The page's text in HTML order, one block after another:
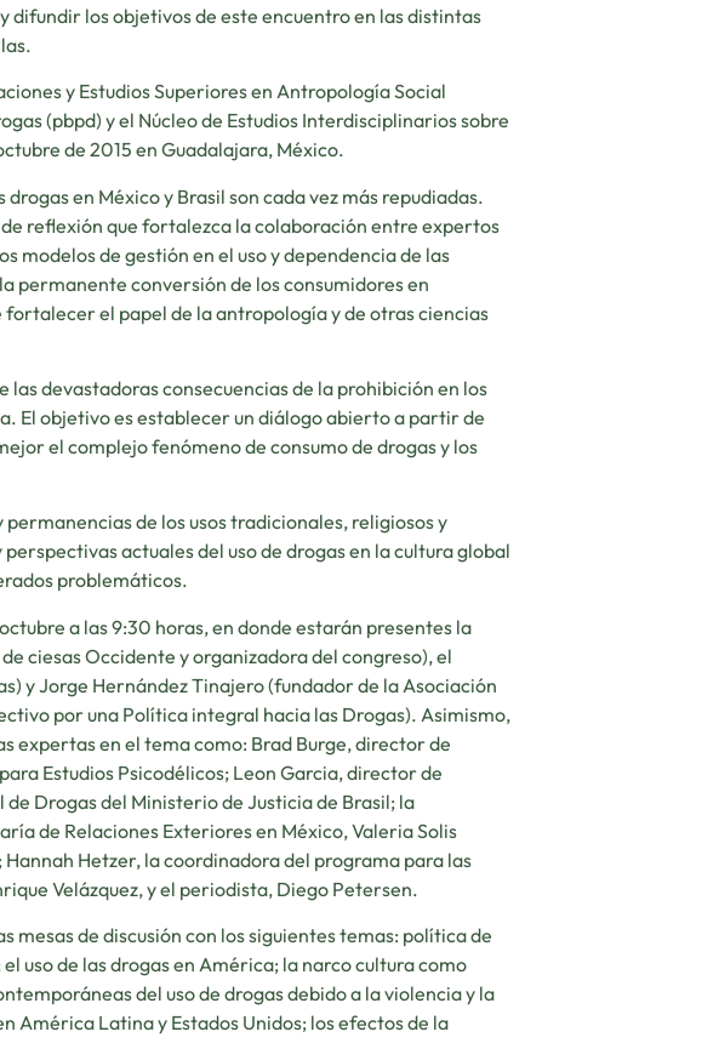
difundir los objetivos de este encuentro en las distintas
y Estudios Superiores en Antropología Social
(pbpd) y el Núcleo de Estudios Interdisciplinarios sobre
de 2015 en Guadalajara, México.
en México y Brasil son cada vez más repudiadas.
reflexión que fortalezca la colaboración entre expertos
modelos de gestión en el uso y dependencia de las
permanente conversión de los consumidores en
el papel de la antropología y de otras ciencias
devastadoras consecuencias de la prohibición en los
El objetivo es establecer un diálogo abierto a partir de
el complejo fenómeno de consumo de drogas y los
de los usos tradicionales, religiosos y
actuales del uso de drogas en la cultura global
problemáticos.
a las 9:30 horas, en donde estarán presentes la
ciesas Occidente y organizadora del congreso), el
y Jorge Hernández Tinajero (fundador de la Asociación
por una Política integral hacia las Drogas). Asimismo,
expertas en el tema como: Brad Burge, director de
Estudios Psicodélicos; Leon Garcia, director de
Drogas del Ministerio de Justicia de Brasil; la
de Relaciones Exteriores en México, Valeria Solis
Hetzer, la coordinadora del programa para las
Velázquez, y el periodista, Diego Petersen.
mesas de discusión con los siguientes temas: política de
uso de las drogas en América; la narco cultura como
del uso de drogas debido a la violencia y la
América Latina y Estados Unidos; los efectos de la